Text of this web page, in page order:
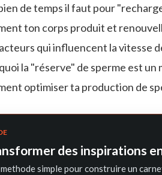
de temps il faut pour
ton corps produit et
qui influencent la vitesse
la "réserve" de sperme est un
optimiser ta production de
des inspirations
simple pour construire un